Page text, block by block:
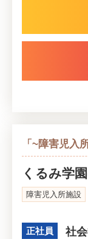
「~障害児入
くるみ学
障害児入所施設
正社員 社